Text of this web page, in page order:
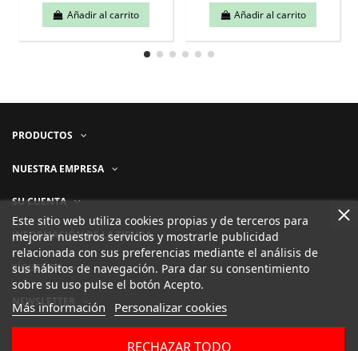
Añadir al carrito Añadir al carrito
PRODUCTOS
NUESTRA EMPRESA
SU CUENTA
INFORMACIÓN DE LA TIENDA
Este sitio web utiliza cookies propias y de terceros para
mejorar nuestros servicios y mostrarle publicidad
relacionada con sus preferencias mediante el análisis de
sus hábitos de navegación. Para dar su consentimiento
sobre su uso pulse el botón Acepto.
Más información Personalizar cookies
RECHAZAR TODO
SÍGUENOS
NEWSLETTER